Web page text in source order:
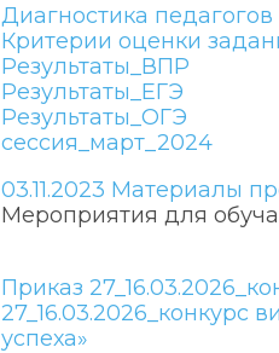
Диагностика
Критерии оценки
Результаты_ВПР
Результаты_ЕГЭ
Результаты_ОГЭ
сессия_март_2024
03.11.2023 Материалы
Мероприятия для
Приказ
27_16.03.2026_конкурс
успеха»